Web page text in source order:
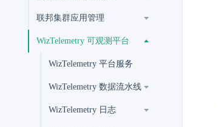
联邦集群应用管理
WizTelemetry 可观测平台
WizTelemetry 平台服务
WizTelemetry 数据流水线
WizTelemetry 日志